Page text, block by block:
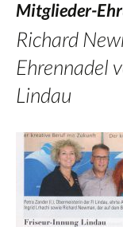
Mitglieder-
Richard
Ehrennadel
Lindau